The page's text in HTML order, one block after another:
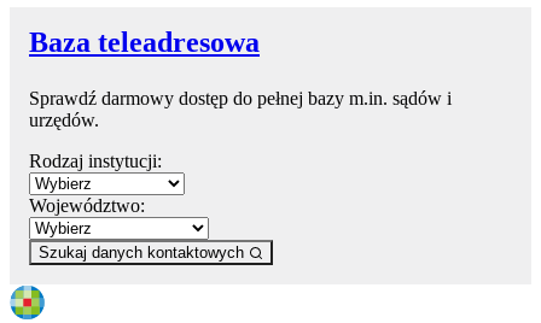
Baza teleadresowa
Sprawdź darmowy dostęp do pełnej bazy m.in. sądów i
urzędów.
Rodzaj instytucji:
Województwo:
Szukaj danych kontaktowych